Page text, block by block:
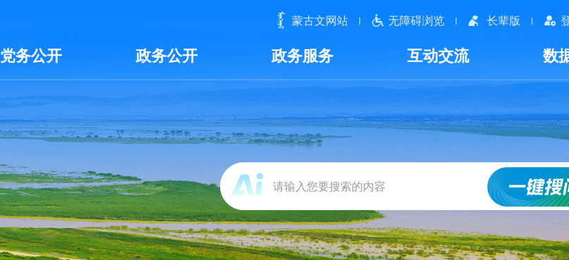
蒙古文网站 无障碍浏览 长辈版
党务公开 政务公开 政务服务 互动交流 数